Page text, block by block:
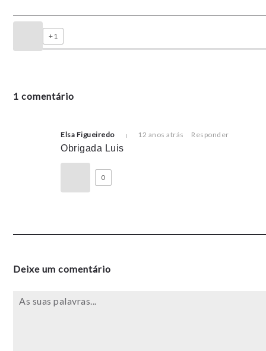
+1
1 comentário
Elsa Figueiredo 12 anos atrás Responder
Obrigada Luis
0
Deixe um comentário